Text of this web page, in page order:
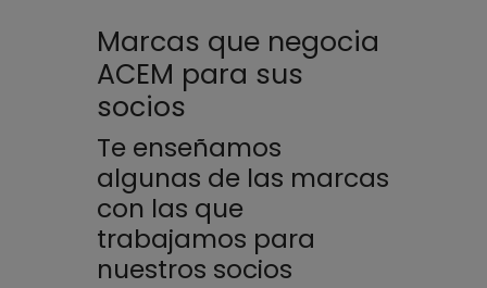
Marcas que negocia
ACEM para sus
socios
Te enseñamos
algunas de las marcas
con las que
trabajamos para
nuestros socios